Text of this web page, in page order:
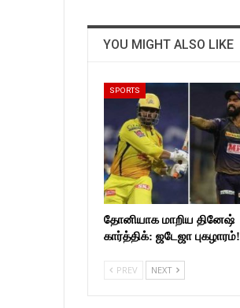
YOU MIGHT ALSO LIKE
SPORTS
தோனியாக மாறிய தினேஷ்
கார்த்திக்: ஜடேஜா புகழாரம்!
PREV NEXT